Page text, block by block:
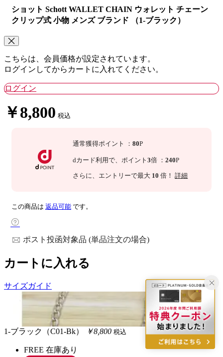
ショット Schott WALLET CHAIN ウォレット チェーン
クリップ式 小物 メンズ ブランド （1-ブラック）
こちらは、会員価格が設定されています。
ログインしてからカートに入れてください。
ログイン
￥8,800 税込
通常獲得ポイント ：80P
dカード利用で、 ポイント3倍 ：240P
さらに 、エントリーで最大 10 倍！詳細
この商品は 返品可能 です。
ポスト投函対象品 (単品注文の場合)
カートに入れる
サイズガイド
1-ブラック（C01-Bk） ￥8,800 税込
FREE 在庫あり